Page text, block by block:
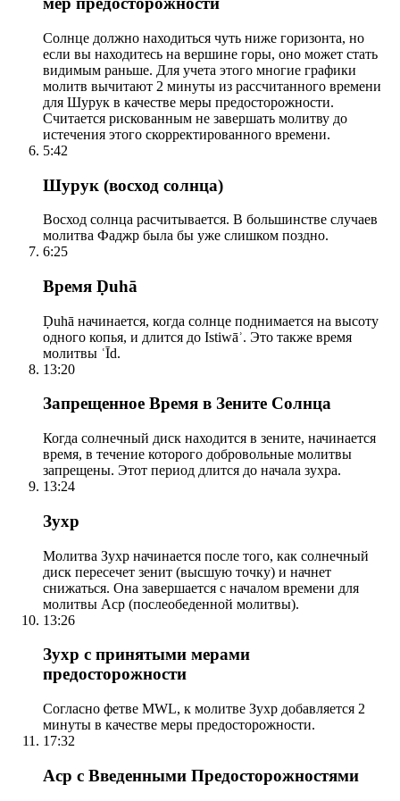
Солнце должно находиться чуть ниже горизонта, но
если вы находитесь на вершине горы, оно может стать
видимым раньше. Для учета этого многие графики
молитв вычитают 2 минуты из рассчитанного времени
для Шурук в качестве меры предосторожности.
Считается рискованным не завершать молитву до
истечения этого скорректированного времени.
5:42
Шурук (восход солнца)
Восход солнца расчитывается. В большинстве случаев
молитва Фаджр была бы уже слишком поздно.
6:25
Время Ḍuhā
Ḍuhā начинается, когда солнце поднимается на высоту
одного копья, и длится до Istiwāʾ. Это также время
молитвы ʿĪd.
13:20
Запрещенное Время в Зените Солнца
Когда солнечный диск находится в зените, начинается
время, в течение которого добровольные молитвы
запрещены. Этот период длится до начала зухра.
13:24
Зухр
Молитва Зухр начинается после того, как солнечный
диск пересечет зенит (высшую точку) и начнет
снижаться. Она завершается с началом времени для
молитвы Аср (послеобеденной молитвы).
13:26
Зухр с принятыми мерами
предосторожности
Согласно фетве MWL, к молитве Зухр добавляется 2
минуты в качестве меры предосторожности.
17:32
Аср с Введенными Предосторожностями